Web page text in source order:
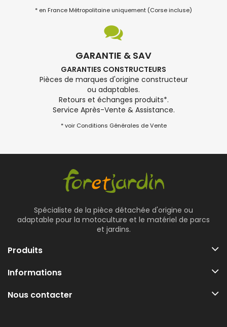
* en France Métropolitaine uniquement (Corse incluse)
GARANTIE & SAV
GARANTIES CONSTRUCTEURS
Pièces de marques d'origine constructeur
ou adaptables.
Retours et échanges produits*.
Service Après-Vente & Assistance.
* voir Conditions Générales de Vente
Spécialiste de la pièce détachée d'origine ou
adaptable pour la motoculture et le matériel de parcs
et jardins.
Produits
Informations
Nous contacter